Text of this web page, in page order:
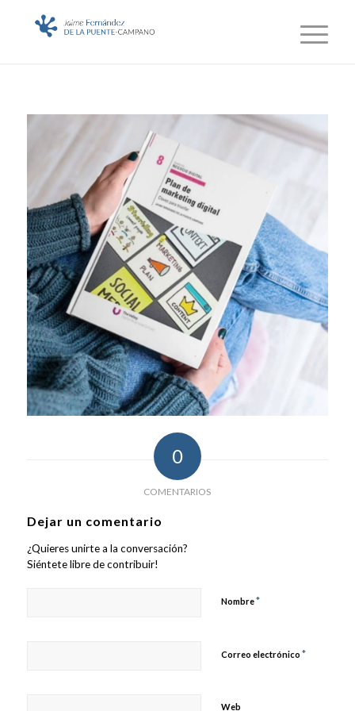
0
COMENTARIOS
Dejar un comentario
¿Quieres unirte a la conversación?
Siéntete libre de contribuir!
Nombre*
Correo electrónico *
Web